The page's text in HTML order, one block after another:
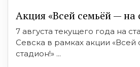
Акция «Всей семьёй — на
7 августа текущего года на
Севска в рамках акции «Всей
стадион!» ...